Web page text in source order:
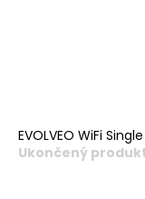
EVOLVEO WiFi
Ukončený